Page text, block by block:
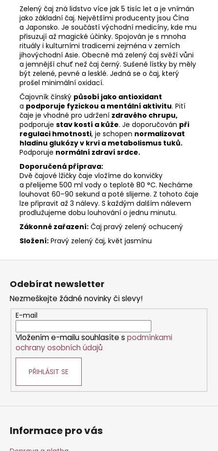
Zelený čaj zná lidstvo více jak 5 tisíc let a je vnímán
jako základní čaj. Největšími producenty jsou Čína
a Japonsko. Je součástí východní medicíny, kde mu
přisuzují až magické účinky. Spojován je s mnoha
rituály i kulturními tradicemi zejména v zemích
jihovýchodní Asie. Obecně má zelený čaj svěží vůni
a jemnější chuť než čaj černý. Sušené lístky by měly
být zelené, pevné a lesklé. Jedná se o čaj, který
prošel minimální oxidací.
Čajovník čínský působí jako antioxidant
a podporuje fyzickou a mentální aktivitu. Pití
čaje je vhodné pro udržení zdravého chrupu,
podporuje stav kostí a kůže. Je doporučován při
regulaci hmotnosti, je schopen normalizovat
hladinu glukózy v krvi a metabolismus tuků.
Podporuje normální zdraví srdce.
Doporučená příprava:
Dvě čajové lžičky čaje vložíme do konvičky
a přelijeme 500 ml vody o teplotě 80 °C. Necháme
louhovat 60–90 sekund a poté slijeme. Z tohoto čaje
lze připravit až 3 nálevy. S každým dalším nálevem
prodlužujeme dobu louhování o jednu minutu.
Zákonné zařazení: Čaj pravý zelený ochucený
Složení: Pravý zelený čaj, květ jasmínu
Z
Odebírat newsletter
Nezmeškejte žádné novinky či slevy!
E-mail
Vložením e-mailu souhlasíte s podmínkami
ochrany osobních údajů
PŘIHLÁSIT SE
Informace pro vás